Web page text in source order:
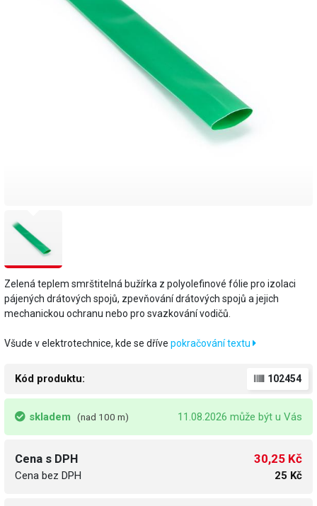
Zelená teplem smrštitelná bužírka z polyolefinové fólie pro izolaci
pájených drátových spojů, zpevňování drátových spojů a jejich
mechanickou ochranu nebo pro svazkování vodičů.
Všude v elektrotechnice, kde se dříve pokračování textu
Kód produktu: 102454
skladem (nad 100 m) 11.08.2026 může být u Vás
Cena s DPH
Cena bez DPH
30,25 Kč
25 Kč